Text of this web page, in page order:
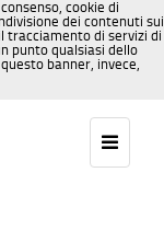
cookie di
dei contenuti sui
tracciamento di servizi di
punto qualsiasi dello
banner, invece,